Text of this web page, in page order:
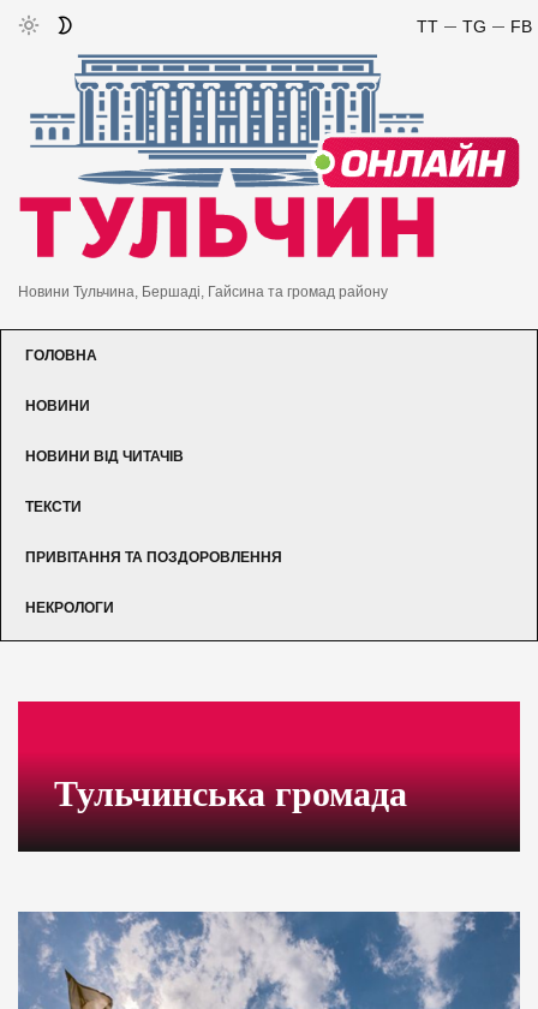
FB
TG
TT
Новини Тульчина, Бершаді, Гайсина та громад району
ГОЛОВНА
НОВИНИ
НОВИНИ ВІД ЧИТАЧІВ
ТЕКСТИ
ПРИВІТАННЯ ТА ПОЗДОРОВЛЕННЯ
НЕКРОЛОГИ
Тульчинська громада